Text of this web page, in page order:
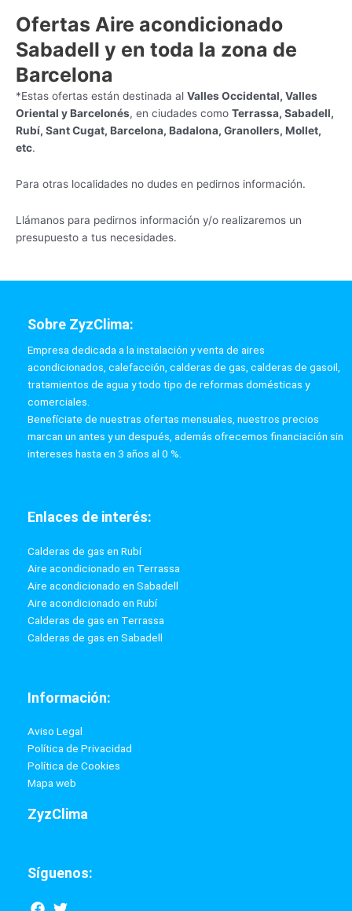
Ofertas Aire acondicionado
Sabadell y en toda la zona de
Barcelona
*Estas ofertas están destinada al Valles Occidental, Valles
Oriental y Barcelonés, en ciudades como Terrassa, Sabadell,
Rubí, Sant Cugat, Barcelona, Badalona, Granollers, Mollet,
etc.
Para otras localidades no dudes en pedirnos información.
Llámanos para pedirnos información y/o realizaremos un
presupuesto a tus necesidades.
Sobre ZyzClima:
Empresa dedicada a la instalación y venta de aires
acondicionados, calefacción, calderas de gas, calderas de gasoil,
tratamientos de agua y todo tipo de reformas domésticas y
comerciales.
Benefíciate de nuestras ofertas mensuales, nuestros precios
marcan un antes y un después, además ofrecemos financiación sin
intereses hasta en 3 años al 0 %.
Enlaces de interés:
Calderas de gas en Rubí
Aire acondicionado en Terrassa
Aire acondicionado en Sabadell
Aire acondicionado en Rubí
Calderas de gas en Terrassa
Calderas de gas en Sabadell
Información:
Aviso Legal
Política de Privacidad
Política de Cookies
Mapa web
ZyzClima
Síguenos:
F
T